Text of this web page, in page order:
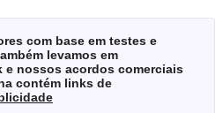
com base em testes e
levamos em
e nossos acordos comerciais
contém links de